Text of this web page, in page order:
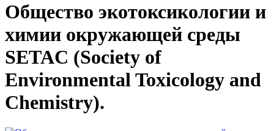
Общество экотоксикологии и
химии окружающей среды
SETAC (Society of
Environmental Toxicology and
Chemistry).